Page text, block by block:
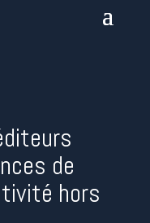
de
hors